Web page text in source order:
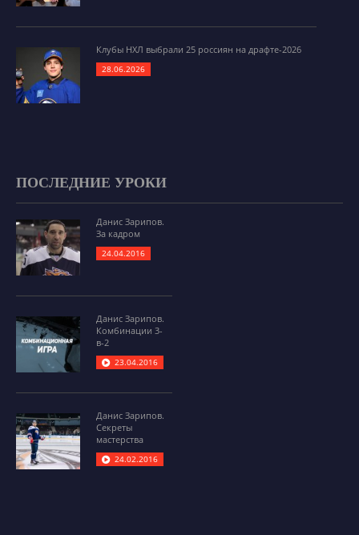
Клубы НХЛ выбрали 25 россиян на драфте-2026
28.06.2026
ПОСЛЕДНИЕ УРОКИ
Данис Зарипов.
За кадром
24.04.2016
Данис Зарипов.
Комбинации 3-
в-2
23.04.2016
Данис Зарипов.
Секреты
мастерства
24.02.2016